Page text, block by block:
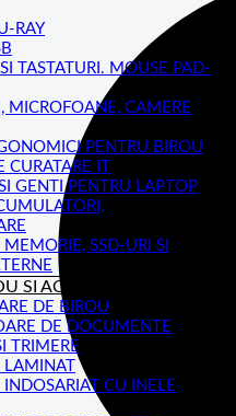
RAY
TASTATURI. MOUSE PAD-
MICROFOANE, CAMERE
PENTRU BIROU
CURATARE IT
GENTI PENTRU LAPTOP
SSD-URI SI
SI ACCESORII
DE BIROU
DE DOCUMENTE
TRIMERE
INDOSARIAT CU INELE